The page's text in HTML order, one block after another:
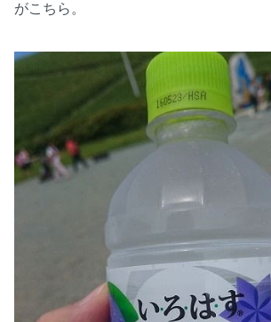
がこちら。